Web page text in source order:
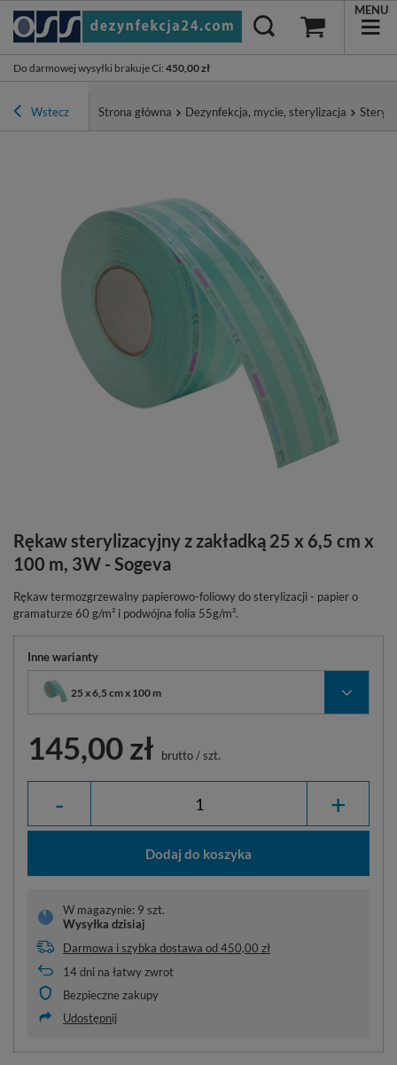
Do darmowej wysyłki brakuje Ci: 450,00 zł
MENU
Wstecz Strona główna Dezynfekcja, mycie, sterylizacja
Rękaw sterylizacyjny z zakładką 25 x 6,5 cm x
100 m, 3W - Sogeva
Rękaw termozgrzewalny papierowo-foliowy do sterylizacji - papier o
gramaturze 60 g/m² i podwójna folia 55g/m².
Inne warianty
25 x 6,5 cm x 100 m
145,00 zł brutto/szt.
- +
Dodaj do koszyka
W magazynie: 9 szt.
Wysyłka dzisiaj
Darmowa i szybka dostawa od450,00 zł
14dni na łatwy zwrot
Bezpieczne zakupy
Udostępnij